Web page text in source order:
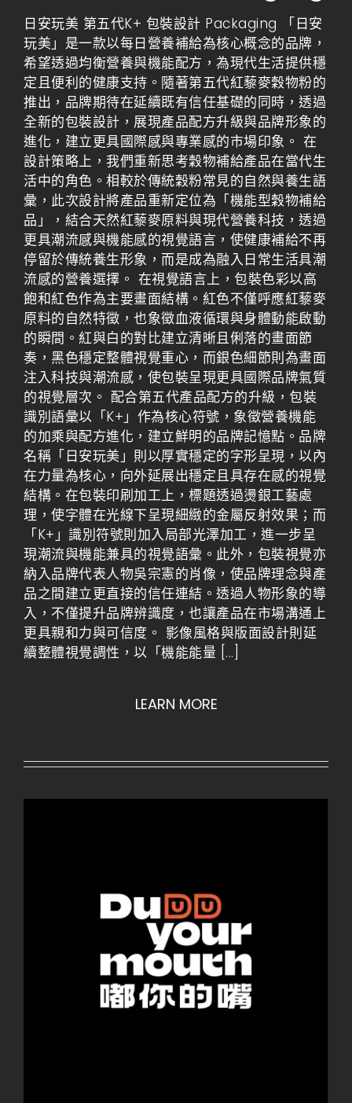
日安玩美 第五代K+ 包裝設計 Packaging 「日安
玩美」是一款以每日營養補給為核心概念的品牌，
希望透過均衡營養與機能配方，為現代生活提供穩
定且便利的健康支持。隨著第五代紅藜麥穀物粉的
推出，品牌期待在延續既有信任基礎的同時，透過
全新的包裝設計，展現產品配方升級與品牌形象的
進化，建立更具國際感與專業感的市場印象。 在
設計策略上，我們重新思考穀物補給產品在當代生
活中的角色。相較於傳統穀粉常見的自然與養生語
彙，此次設計將產品重新定位為「機能型穀物補給
品」，結合天然紅藜麥原料與現代營養科技，透過
更具潮流感與機能感的視覺語言，使健康補給不再
停留於傳統養生形象，而是成為融入日常生活具潮
流感的營養選擇。 在視覺語言上，包裝色彩以高
飽和紅色作為主要畫面結構。紅色不僅呼應紅藜麥
原料的自然特徵，也象徵血液循環與身體動能啟動
的瞬間。紅與白的對比建立清晰且俐落的畫面節
奏，黑色穩定整體視覺重心，而銀色細節則為畫面
注入科技與潮流感，使包裝呈現更具國際品牌氣質
的視覺層次。 配合第五代產品配方的升級，包裝
識別語彙以「K+」作為核心符號，象徵營養機能
的加乘與配方進化，建立鮮明的品牌記憶點。品牌
名稱「日安玩美」則以厚實穩定的字形呈現，以內
在力量為核心，向外延展出穩定且具存在感的視覺
結構。在包裝印刷加工上，標題透過燙銀工藝處
理，使字體在光線下呈現細緻的金屬反射效果；而
「K+」識別符號則加入局部光澤加工，進一步呈
現潮流與機能兼具的視覺語彙。此外，包裝視覺亦
納入品牌代表人物吳宗憲的肖像，使品牌理念與產
品之間建立更直接的信任連結。透過人物形象的導
入，不僅提升品牌辨識度，也讓產品在市場溝通上
更具親和力與可信度。 影像風格與版面設計則延
續整體視覺調性，以「機能能量 [...]
LEARN MORE